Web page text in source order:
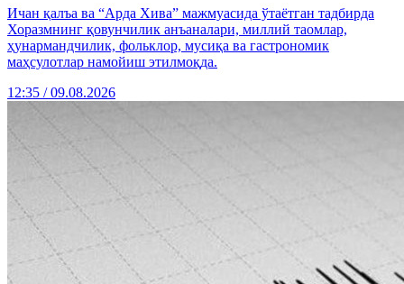
Ичан қалъа ва “Арда Хива” мажмуасида ўтаётган тадбирда
Хоразмнинг қовунчилик анъаналари, миллий таомлар,
ҳунармандчилик, фольклор, мусиқа ва гастрономик
маҳсулотлар намойиш этилмоқда.
12:35 / 09.08.2026